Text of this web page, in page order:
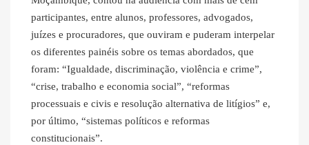
participantes, entre alunos, professores, advogados,
juízes e procuradores, que ouviram e puderam interpelar
os diferentes painéis sobre os temas abordados, que
foram: “Igualdade, discriminação, violência e crime”,
“crise, trabalho e economia social”, “reformas
processuais e civis e resolução alternativa de litígios” e,
por último, “sistemas políticos e reformas
constitucionais”.